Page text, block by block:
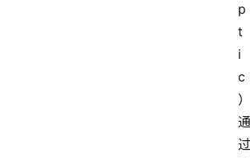
p
t
i
c
）
通
过